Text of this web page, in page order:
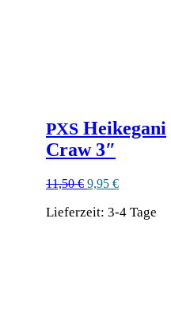
PXS Heikegani
Craw 3″
11,50€ Ursprünglicher
war:
9,95 €Aktueller
ist:
Lieferzeit: 3-4 Tage